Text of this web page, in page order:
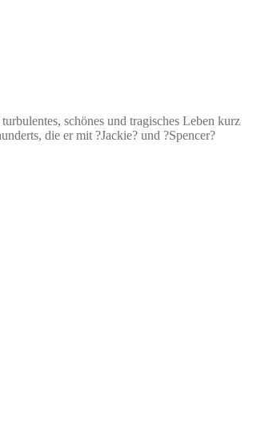
schönes und tragisches Leben kurz
die er mit ?Jackie? und ?Spencer?